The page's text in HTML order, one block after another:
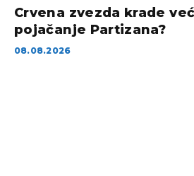
Crvena zvezda krade
pojačanje Partizana?
08.08.2026